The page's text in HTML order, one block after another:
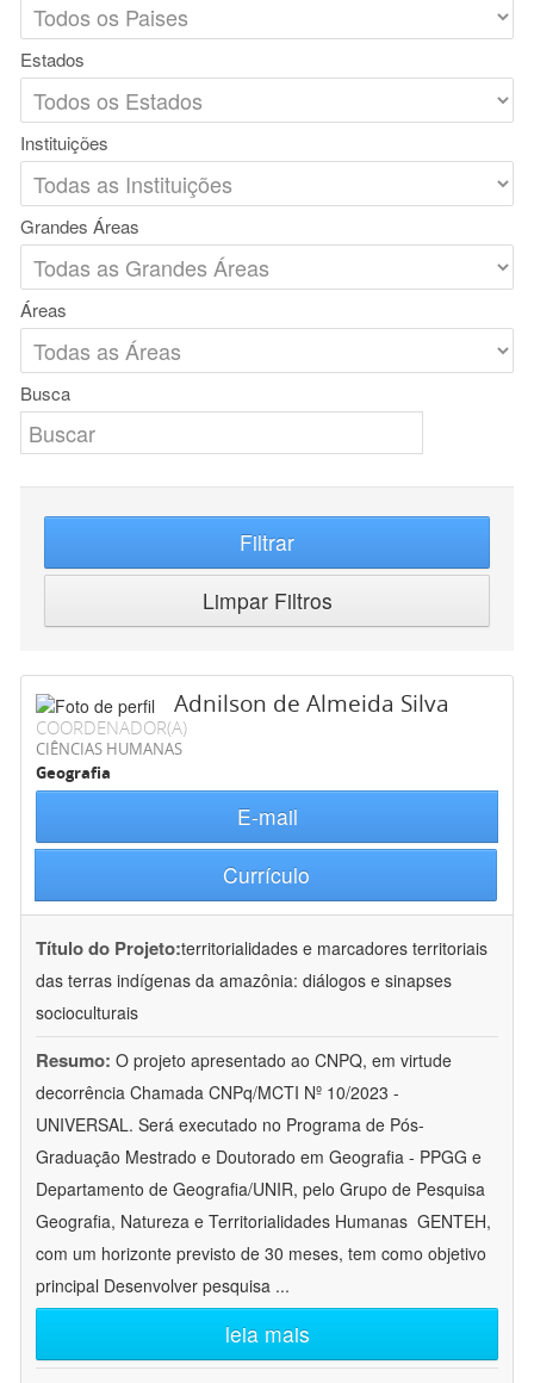
Estados
Instituições
Grandes Áreas
Áreas
Busca
Filtrar
Limpar Filtros
Adnilson de Almeida Silva
COORDENADOR(A)
CIÊNCIAS HUMANAS
Geografia
E-mail
Currículo
Título do Projeto:territorialidades e marcadores territoriais
das terras indígenas da amazônia: diálogos e sinapses
socioculturais
Resumo: O projeto apresentado ao CNPQ, em virtude
decorrência Chamada CNPq/MCTI Nº 10/2023 -
UNIVERSAL. Será executado no Programa de Pós-
Graduação Mestrado e Doutorado em Geografia - PPGG e
Departamento de Geografia/UNIR, pelo Grupo de Pesquisa
Geografia, Natureza e Territorialidades Humanas  GENTEH,
com um horizonte previsto de 30 meses, tem como objetivo
principal Desenvolver pesquisa ...
leia mais